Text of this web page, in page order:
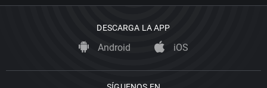
DESCARGA LA APP
Android iOS